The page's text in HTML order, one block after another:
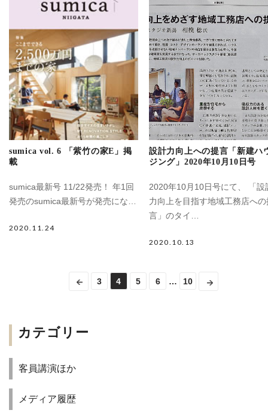
sumica vol. 6 「紫竹の家E」掲
載
sumica最新号 11/22発売！ 年1回
発売のsumica最新号が発売にな…
2020.11.24
設計力向上への提言「新建ハ
ジング」2020年10月10日号
2020年10月10日号にて、 「設
力向上を目指す地域工務店への
言」のタイ…
2020.10.13
3 4 5 6 10
カテゴリー
客員講演ほか
メディア履歴